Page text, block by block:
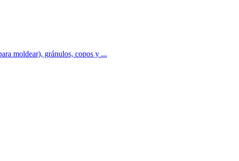
moldear), gránulos, copos y ...